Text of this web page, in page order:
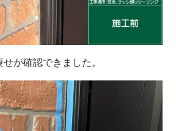
が確認できました。